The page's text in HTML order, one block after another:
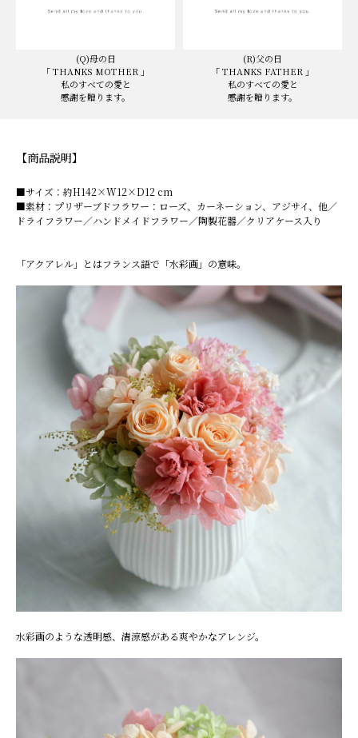
(Q)母の日
「 THANKS MOTHER 」
私のすべての愛と
感謝を贈ります。
(R)父の日
「 THANKS FATHER 」
私のすべての愛と
感謝を贈ります。
【商品説明】
■サイズ：約H142×W12×D12 cm
■素材：プリザーブドフラワー：ローズ、カーネーション、アジサイ、他／
ドライフラワー／ハンドメイドフラワー／陶製花器／クリアケース入り
「アクアレル」とはフランス語で「水彩画」の意味。
水彩画のような透明感、清涼感がある爽やかなアレンジ。